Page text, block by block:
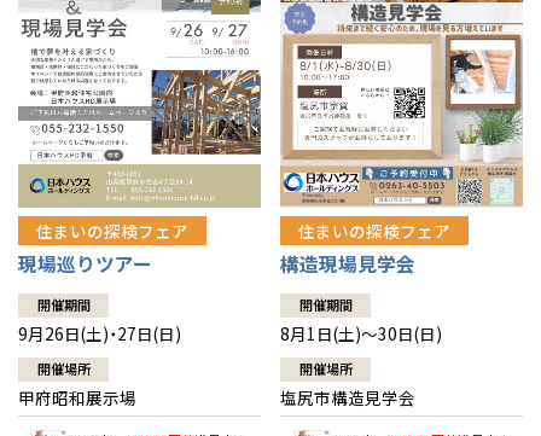
住まいの探検フェア
現場巡りツアー
開催期間
9月26日(土)・27日(日)
開催場所
甲府昭和展示場
住まいの探検フェア
構造現場見学会
開催期間
8月1日(土)～30日(日)
開催場所
塩尻市構造見学会